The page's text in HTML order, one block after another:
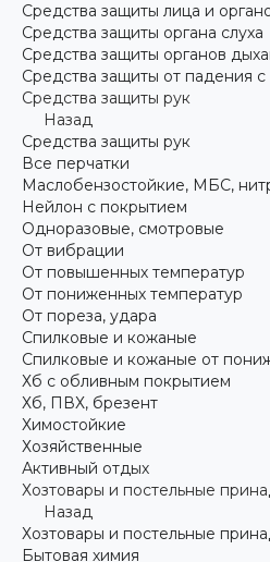
Средства защиты лица и
Средства защиты органа слуха
Средства защиты органов
Средства защиты от падения с
Средства защиты рук
Назад
Средства защиты рук
Все перчатки
Маслобензостойкие, МБС,
Нейлон с покрытием
Одноразовые, смотровые
От вибрации
От повышенных температур
От пониженных температур
От пореза, удара
Спилковые и кожаные
Спилковые и кожаные от
Хб с обливным покрытием
Хб, ПВХ, брезент
Химостойкие
Хозяйственные
Активный отдых
Хозтовары и постельные
Назад
Хозтовары и постельные
Бытовая химия